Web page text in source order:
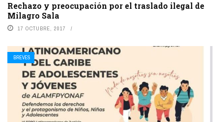
Rechazo y preocupación por el traslado ilegal de
Milagro Sala
17 OCTUBRE, 2017
BREVES